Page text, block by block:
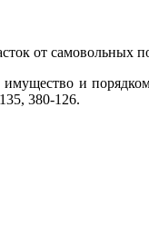
от самовольных
и
380-126.